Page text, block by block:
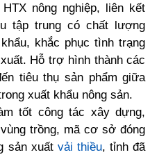
nông nghiệp, liên kết
tập trung có chất lượng
khắc phục tình trạng
Hỗ trợ hình thành các
tiêu thụ sản phẩm giữa
xuất khẩu nông sản.
tốt công tác xây dựng,
trồng, mã cơ sở đóng
sản xuất vải thiều, tỉnh đã